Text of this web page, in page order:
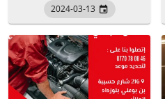
2024-03-13